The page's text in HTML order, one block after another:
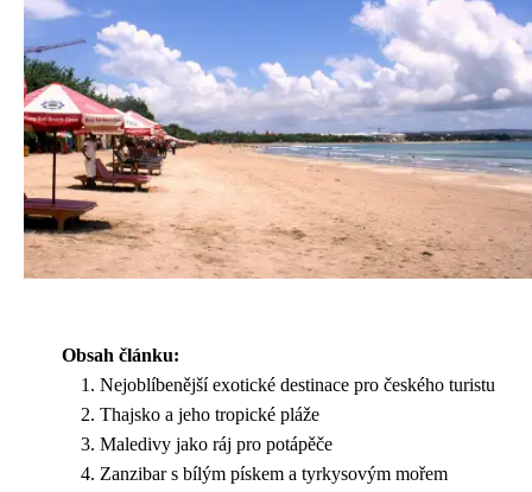
Obsah článku:
Nejoblíbenější exotické destinace pro českého turistu
Thajsko a jeho tropické pláže
Maledivy jako ráj pro potápěče
Zanzibar s bílým pískem a tyrkysovým mořem